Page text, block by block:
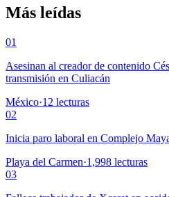
Más leídas
01
Asesinan al creador de contenido
transmisión en Culiacán
México·12 lecturas
02
Inicia paro laboral en Complejo
Playa del Carmen·1,998 lecturas
03